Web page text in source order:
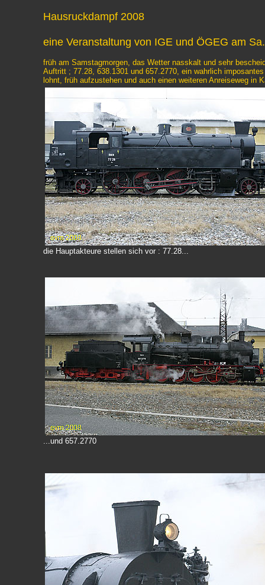
Hausruckdampf 2008
eine Veranstaltung von IGE und ÖGEG am
früh am Samstagmorgen, das Wetter nasskalt und sehr
Auftritt ; 77.28, 638.1301 und 657.2770, ein wahrlich
lohnt, früh aufzustehen und auch einen weiteren Anreiseweg in
die Hauptakteure stellen sich vor : 77.28...
...und 657.2770